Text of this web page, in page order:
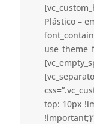
Plástico –
top: 10px